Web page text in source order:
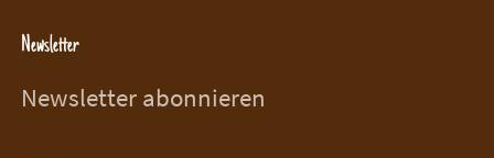
Newsletter
Newsletter abonnieren